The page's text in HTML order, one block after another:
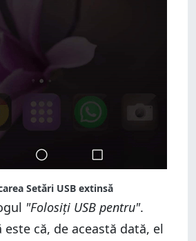
Setări USB extinsă
"Folosiți USB pentru".
că, de această dată, el